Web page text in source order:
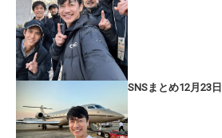
SNSまとめ12月23日